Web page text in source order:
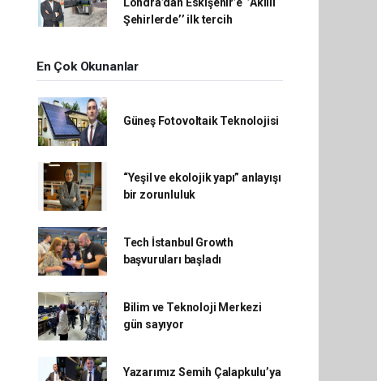
Şehirlerde’’ ilk tercih
En Çok Okunanlar
Güneş Fotovoltaik Teknolojisi
“Yeşil ve ekolojik yapı” anlayışı
bir zorunluluk
Tech İstanbul Growth
başvuruları başladı
Bilim ve Teknoloji Merkezi
gün sayıyor
Yazarımız Semih Çalapkulu’ya